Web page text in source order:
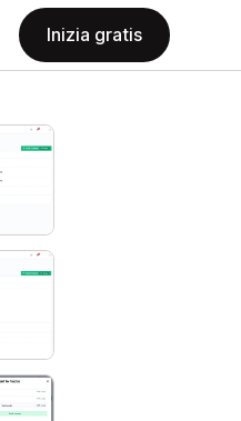
Inizia gratis